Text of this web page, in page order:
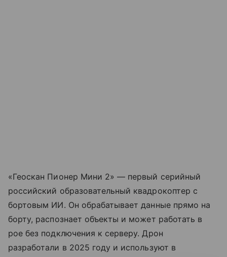
«Геоскан Пионер Мини 2» — первый серийный
российский образовательный квадрокоптер с
бортовым ИИ. Он обрабатывает данные прямо на
борту, распознает объекты и может работать в
рое без подключения к серверу. Дрон
разработали в 2025 году и используют в